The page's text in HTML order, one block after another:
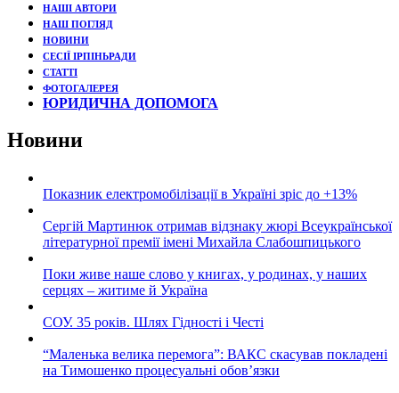
НАШІ АВТОРИ
НАШ ПОГЛЯД
НОВИНИ
СЕСІЇ ІРПІНЬРАДИ
СТАТТІ
ФОТОГАЛЕРЕЯ
ЮРИДИЧНА ДОПОМОГА
Новини
Показник електромобілізації в Україні зріс до +13%
Сергій Мартинюк отримав відзнаку жюрі Всеукраїнської
літературної премії імені Михайла Слабошпицького
Поки живе наше слово у книгах, у родинах, у наших
серцях – житиме й Україна
СОУ. 35 років. Шлях Гідності і Честі
“Маленька велика перемога”: ВАКС скасував покладені
на Тимошенко процесуальні обов’язки